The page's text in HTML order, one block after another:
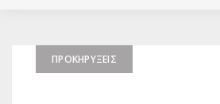
ΠΡΟΚΗΡΎΞΕΙΣ